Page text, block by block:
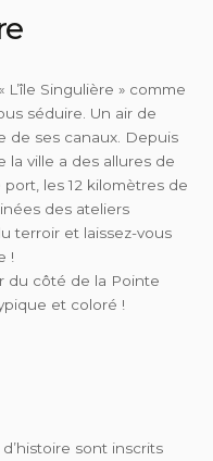
Singulière » comme
séduire. Un air de
de ses canaux. Depuis
la ville a des allures de
les 12 kilomètres de
des ateliers
terroir et laissez-vous
!
du côté de la Pointe
et coloré !
sont inscrits